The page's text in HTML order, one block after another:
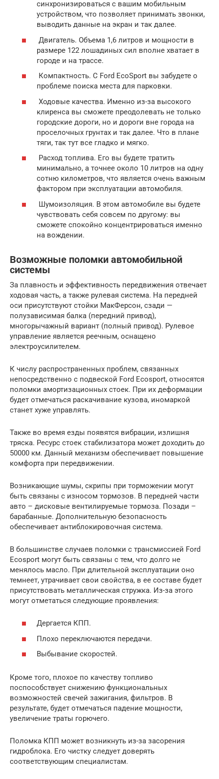
синхронизироваться с вашим мобильным
устройством, что позволяет принимать звонки,
выводить данные на экран и так далее.
Двигатель. Объема 1,6 литров и мощности в
размере 122 лошадиных сил вполне хватает в
городе и на трассе.
Компактность. С Ford EcoSport вы забудете о
проблеме поиска места для парковки.
Ходовые качества. Именно из-за высокого
клиренса вы сможете преодолевать не только
городские дороги, но и дороги вне города на
проселочных грунтах и так далее. Что в плане
тяги, так тут все гладко и мягко.
Расход топлива. Его вы будете тратить
минимально, а точнее около 10 литров на одну
сотню километров, что является очень важным
фактором при эксплуатации автомобиля.
Шумоизоляция. В этом автомобиле вы будете
чувствовать себя совсем по другому: вы
сможете спокойно концентрироваться именно
на вождении.
Возможные поломки автомобильной
системы
За плавность и эффективность передвижения отвечает
ходовая часть, а также рулевая система. На передней
оси присутствуют стойки МакФерсон, сзади —
полузависимая балка (передний привод),
многорычажный вариант (полный привод). Рулевое
управление является реечным, оснащено
электроусилителем.
К числу распространенных проблем, связанных
непосредственно с подвеской Ford Ecosport, относятся
поломки амортизационных стоек. При их деформации
будет отмечаться раскачивание кузова, иномаркой
станет хуже управлять.
Также во время езды появятся вибрации, излишня
тряска. Ресурс стоек стабилизатора может доходить до
50000 км. Данный механизм обеспечивает повышение
комфорта при передвижении.
Возникающие шумы, скрипы при торможении могут
быть связаны с износом тормозов. В передней части
авто – дисковые вентилируемые тормоза. Позади –
барабанные. Дополнительную безопасность
обеспечивает антиблокировочная система.
В большинстве случаев поломки с трансмиссией Ford
Ecosport могут быть связаны с тем, что долго не
менялось масло. При длительной эксплуатации оно
темнеет, утрачивает свои свойства, в ее составе будет
присутствовать металлическая стружка. Из-за этого
могут отметаться следующие проявления:
Дергается КПП.
Плохо переключаются передачи.
Выбывание скоростей.
Кроме того, плохое по качеству топливо
поспособствует снижению функциональных
возможностей свечей зажигания, фильтров. В
результате, будет отмечаться падение мощности,
увеличение траты горючего.
Поломка КПП может возникнуть из-за засорения
гидроблока. Его чистку следует доверять
соответствующим специалистам.